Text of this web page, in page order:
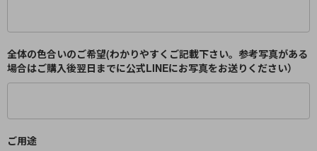
全体の色合いのご希望(わかりやすくご記載下さい。参考写真がある
場合はご購入後翌日までに公式LINEにお写真をお送りください）
ご用途